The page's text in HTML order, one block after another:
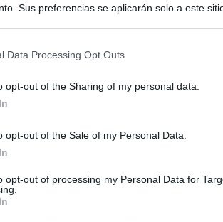
Sus preferencias se aplicarán solo a este
Data Processing Opt Outs
opt-out of the Sharing of my personal data.
opt-out of the Sale of my Personal Data.
opt-out of processing my Personal Data for
los controles a los viajeros procedentes de Italia en
ultimátum del Gobierno y mantiene los controles a
contra las comunidades que no acojan a los menores
sobre el PP por la acogida de los menores de